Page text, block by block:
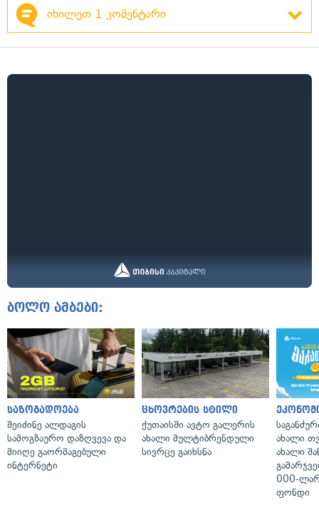
იხილეთ 1 კომენტარი
ბოლო ამბები:
საზოგადოება
შეიძინე ალდაგის
სამოგზაურო დაზღვევა და
მიიღე გაორმაგებული
ინტერნეტი
ცხოვრების სტილი
ქუთაისში ავტო გალერის
ახალი მულტიბრენდული
სივრცე გაიხსნა
ახალი
ახალი
000-
ფონდი